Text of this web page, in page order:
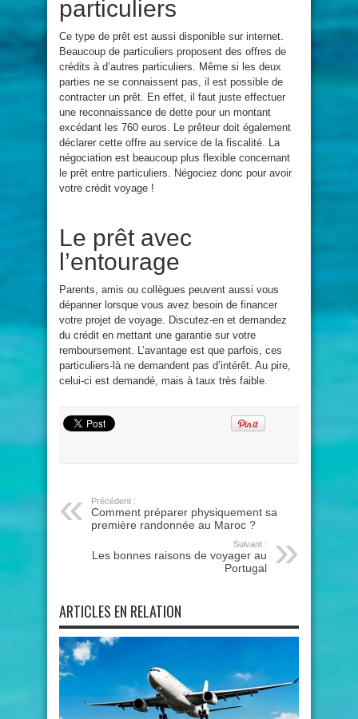
particuliers
Ce type de prêt est aussi disponible sur internet.
Beaucoup de particuliers proposent des offres de
crédits à d’autres particuliers. Même si les deux
parties ne se connaissent pas, il est possible de
contracter un prêt. En effet, il faut juste effectuer
une reconnaissance de dette pour un montant
excédant les 760 euros. Le prêteur doit également
déclarer cette offre au service de la fiscalité. La
négociation est beaucoup plus flexible concernant
le prêt entre particuliers. Négociez donc pour avoir
votre crédit voyage !
Le prêt avec
l’entourage
Parents, amis ou collègues peuvent aussi vous
dépanner lorsque vous avez besoin de financer
votre projet de voyage. Discutez-en et demandez
du crédit en mettant une garantie sur votre
remboursement. L’avantage est que parfois, ces
particuliers-là ne demandent pas d’intérêt. Au pire,
celui-ci est demandé, mais à taux très faible.
Précédent :
Comment préparer physiquement sa
première randonnée au Maroc ?
Suivant :
Les bonnes raisons de voyager au
Portugal
ARTICLES EN RELATION